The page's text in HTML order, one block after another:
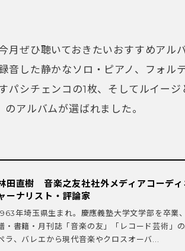
月ぜひ聴いておきたいおすすめアル
音した静かなソロ・ピアノ、フォル
パシチェンコの1枚、そしてルイー
アルバムが選ばれました。
田直樹 音楽之友社社外メディアコーディ
ーナリスト・評論家
年埼玉県生まれ。慶應義塾大学文学部を卒業
・書籍・月刊誌「音楽の友」「レコード芸術」
ラ、バレエから現代音楽やクロスオーバ...